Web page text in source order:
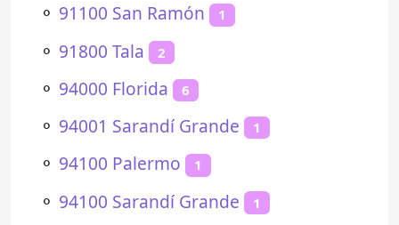
⚬ 91100 San Ramón 1
⚬ 91800 Tala 2
⚬ 94000 Florida 6
⚬ 94001 Sarandí Grande 1
⚬ 94100 Palermo 1
⚬ 94100 Sarandí Grande 1